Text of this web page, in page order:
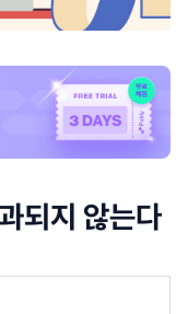
되지 않는다